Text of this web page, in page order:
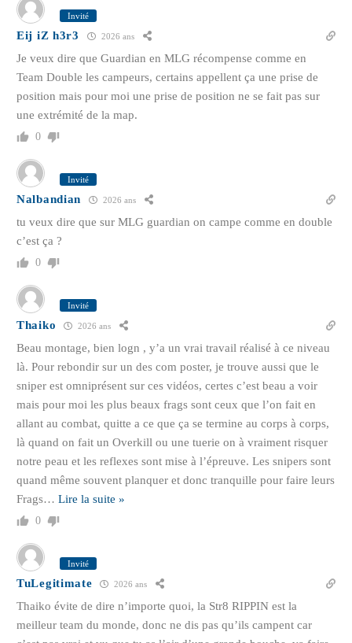
Invité
Eij iZ h3r3 2026 ans
Je veux dire que Guardian en MLG récompense comme en
Team Double les campeurs, certains appellent ça une prise de
position mais pour moi une prise de position ne se fait pas sur
une extrémité de la map.
0
Invité
Nalbandian 2026 ans
tu veux dire que sur MLG guardian on campe comme en double
c’est ça ?
0
Invité
Thaiko 2026 ans
Beau montage, bien logn , y’a un vrai travail réalisé à ce niveau
là. Pour rebondir sur un des com poster, je trouve aussi que le
sniper est omniprésent sur ces vidéos, certes c’est beau a voir
mais pour moi les plus beaux frags sont ceux que l’on fait en
allant au combat, quitte a ce que ça se termine au corps à corps,
là quand on fait un Overkill ou une tuerie on à vraiment risquer
notre peau et les reflexes sont mise à l’épreuve. Les snipers sont
quand même souvent planquer et donc tranquille pour faire leurs
Frags… Lire la suite »
0
Invité
TuLegitimate 2026 ans
Thaiko évite de dire n’importe quoi, la Str8 RIPPIN est la
meilleur team du monde, donc ne dis pas qu’ils campent car